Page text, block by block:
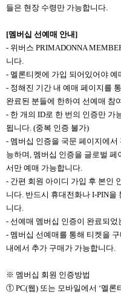
들은 현장 수령만 가능합니다.
[멤버십 선예매 안내]
- 위버스 PRIMADONNA
니다.
- 멜론티켓에 가입 되어있어야 예
- 정해진 기간 내 예매 페이지를
완료된 분들에 한하여 선예매 참
- 한 개의 ID로 한 번의 인증만 가
됩니다. (중복 인증 불가)
- 멤버십 인증을 국문 페이지에
능하며, 멤버십 인증을 글로벌
서만 예매 가능합니다.
- 간편 회원 아이디 가입 후 본인
니다. 반드시 휴대전화나 I-PIN
니다.
- 선예매 멤버십 인증이 완료되
- 멤버십 선예매를 통해 티켓을
내에서 추가 구매가 가능합니다.
※ 멤버십 회원 인증방법
① PC(웹) 또는 모바일에서 ‘멜론